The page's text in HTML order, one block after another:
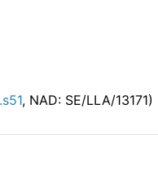
, NAD: SE/LLA/13171)